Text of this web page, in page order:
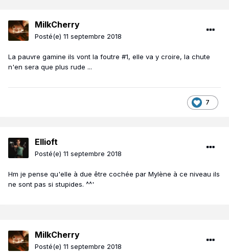
MilkCherry
Posté(e) 11 septembre 2018
La pauvre gamine ils vont la foutre #1, elle va y croire, la chute
n'en sera que plus rude ...
7
Ellioft
Posté(e) 11 septembre 2018
Hm je pense qu'elle à due être cochée par Mylène à ce niveau ils
ne sont pas si stupides. ^^'
MilkCherry
Posté(e) 11 septembre 2018